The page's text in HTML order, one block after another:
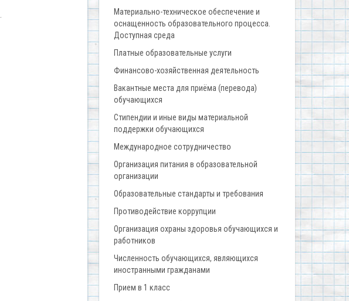
Материально-техническое обеспечение и
оснащенность образовательного процесса.
Доступная среда
Платные образовательные услуги
Финансово-хозяйственная деятельность
Вакантные места для приёма (перевода)
обучающихся
Стипендии и иные виды материальной
поддержки обучающихся
Международное сотрудничество
Организация питания в образовательной
организации
Образовательные стандарты и требования
Противодействие коррупции
Организация охраны здоровья обучающихся и
работников
Численность обучающихся, являющихся
иностранными гражданами
Прием в 1 класс